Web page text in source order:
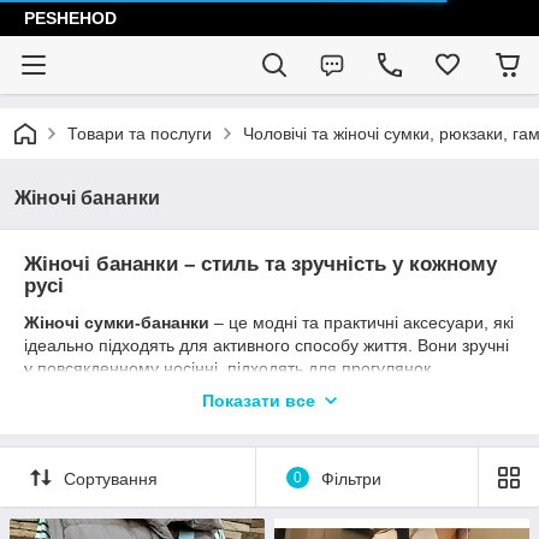
PESHEHOD
Товари та послуги Чоловічі та жіночі сумки, рюкзаки,
Жіночі бананки
Жіночі бананки – стиль та зручність у кожному
русі
Жіночі сумки-бананки – це модні та практичні аксесуари, які
ідеально підходять для активного способу життя. Вони зручні
у повсякденному носінні, підходять для прогулянок,
подорожей, спорту та навіть створення стильних міських
Асортимент жіночих бананок в Peshehod:
Шкіряні бананки– стильні та довговічні моделі з
Показати все
Сортування 0 Фільтри